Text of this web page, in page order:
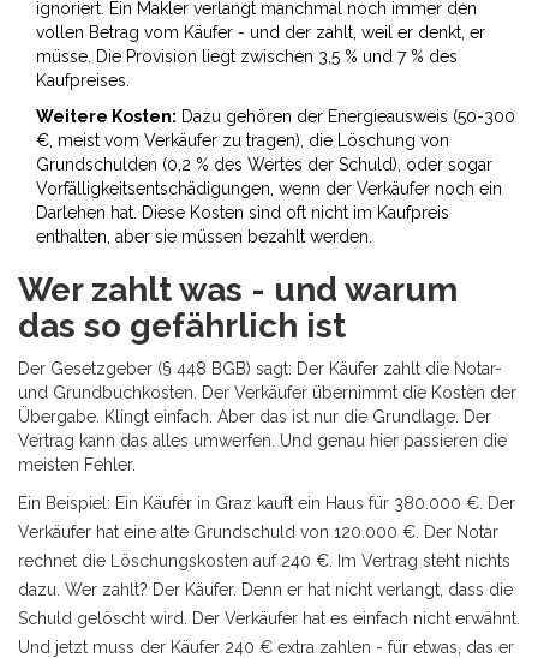
ignoriert. Ein Makler verlangt manchmal noch immer den
vollen Betrag vom Käufer - und der zahlt, weil er denkt, er
müsse. Die Provision liegt zwischen 3,5 % und 7 % des
Kaufpreises.
Weitere Kosten: Dazu gehören der Energieausweis (50-300
€, meist vom Verkäufer zu tragen), die Löschung von
Grundschulden (0,2 % des Wertes der Schuld), oder sogar
Vorfälligkeitsentschädigungen, wenn der Verkäufer noch ein
Darlehen hat. Diese Kosten sind oft nicht im Kaufpreis
enthalten, aber sie müssen bezahlt werden.
Wer zahlt was - und warum
das so gefährlich ist
Der Gesetzgeber (§ 448 BGB) sagt: Der Käufer zahlt die Notar-
und Grundbuchkosten. Der Verkäufer übernimmt die Kosten der
Übergabe. Klingt einfach. Aber das ist nur die Grundlage. Der
Vertrag kann das alles umwerfen. Und genau hier passieren die
meisten Fehler.
Ein Beispiel: Ein Käufer in Graz kauft ein Haus für 380.000 €. Der
Verkäufer hat eine alte Grundschuld von 120.000 €. Der Notar
rechnet die Löschungskosten auf 240 €. Im Vertrag steht nichts
dazu. Wer zahlt? Der Käufer. Denn er hat nicht verlangt, dass die
Schuld gelöscht wird. Der Verkäufer hat es einfach nicht erwähnt.
Und jetzt muss der Käufer 240 € extra zahlen - für etwas, das er